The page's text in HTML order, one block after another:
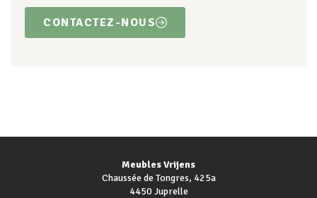
CONTACTEZ-NOUS
Meubles Vrijens
Chaussée de Tongres, 425a
4450 Juprelle